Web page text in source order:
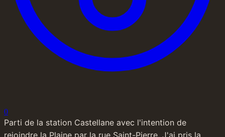
0
Parti de la station Castellane avec l'intention de
rejoindre la Plaine par la rue Saint-Pierre. J'ai pris la